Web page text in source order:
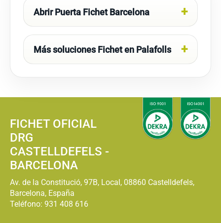
Abrir Puerta Fichet Barcelona
Más soluciones Fichet en Palafolls
FICHET OFICIAL
DRG
CASTELLDEFELS -
BARCELONA
Av. de la Constitució, 97B, Local, 08860 Castelldefels,
Barcelona, España
Teléfono: 931 408 616